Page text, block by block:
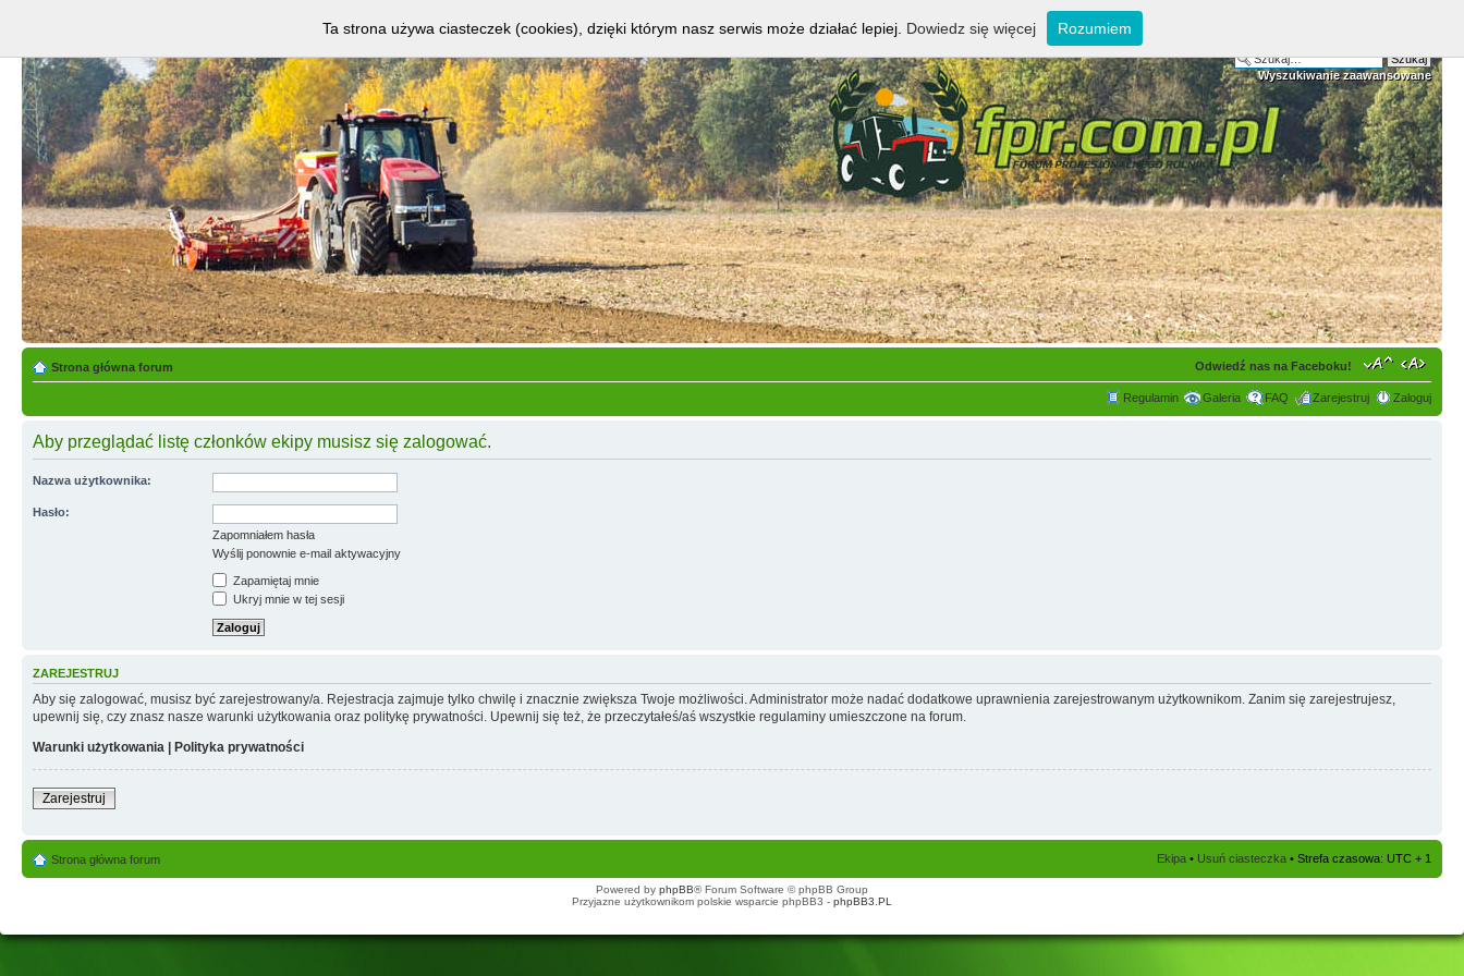
Wyszukiwanie zaawansowane
Strona główna forum Odwiedź nas na Faceboku!
Regulamin Galeria FAQ Zarejestruj Zaloguj
Aby przeglądać listę członków ekipy musisz się zalogować.
Nazwa użytkownika:
Hasło:
Zapomniałem hasła
Wyślij ponownie e-mail aktywacyjny
Zapamiętaj mnie
Ukryj mnie w tej sesji
ZAREJESTRUJ
Aby się zalogować, musisz być zarejestrowany/a. Rejestracja zajmuje tylko chwilę i znacznie zwiększa Twoje możliwości. Administrator może nadać dodatkowe uprawnienia zarejestrowanym użytkownikom. Zanim się zarejestrujesz,
upewnij się, czy znasz nasze warunki użytkowania oraz politykę prywatności. Upewnij się też, że przeczytałeś/aś wszystkie regulaminy umieszczone na forum.
Warunki użytkowania | Polityka prywatności
Zarejestruj
Strona główna forum Ekipa • Usuń ciasteczka • Strefa czasowa: UTC + 1
Powered by phpBB® Forum Software © phpBB Group
Przyjazne użytkownikom polskie wsparcie phpBB3 - phpBB3.PL
Ta strona używa ciasteczek (cookies), dzięki którym nasz serwis może działać lepiej. Dowiedz się więcej Rozumiem